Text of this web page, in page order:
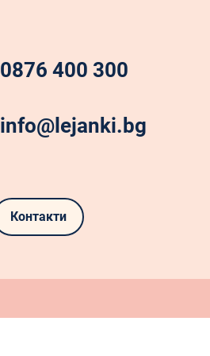
0876 400 300
info@lejanki.bg
Контакти